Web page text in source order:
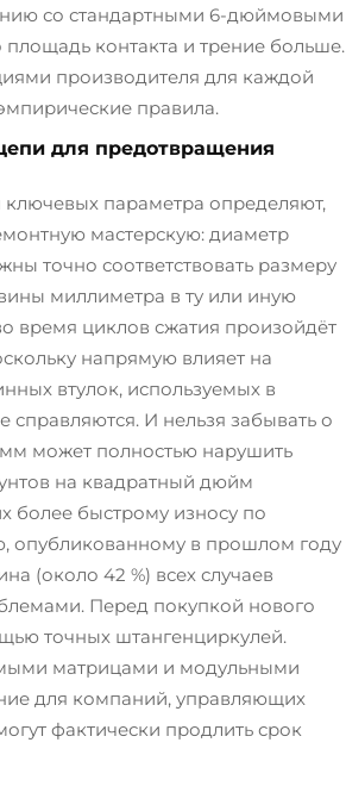
со стандартными 6-дюймовыми
площадь контакта и трение больше.
производителя для каждой
правила.
для предотвращения
параметра определяют,
мастерскую: диаметр
точно соответствовать размеру
миллиметра в ту или иную
время циклов сжатия произойдёт
напрямую влияет на
втулок, используемых в
справляются. И нельзя забывать о
может полностью нарушить
на квадратный дюйм
более быстрому износу по
опубликованному в прошлом году
(около 42 %) всех случаев
Перед покупкой нового
точных штангенциркулей.
матрицами и модульными
для компаний, управляющих
фактически продлить срок